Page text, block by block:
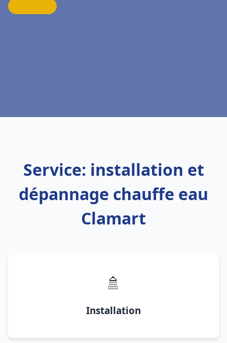
Service: installation et
dépannage chauffe eau
Clamart
🚿
Installation